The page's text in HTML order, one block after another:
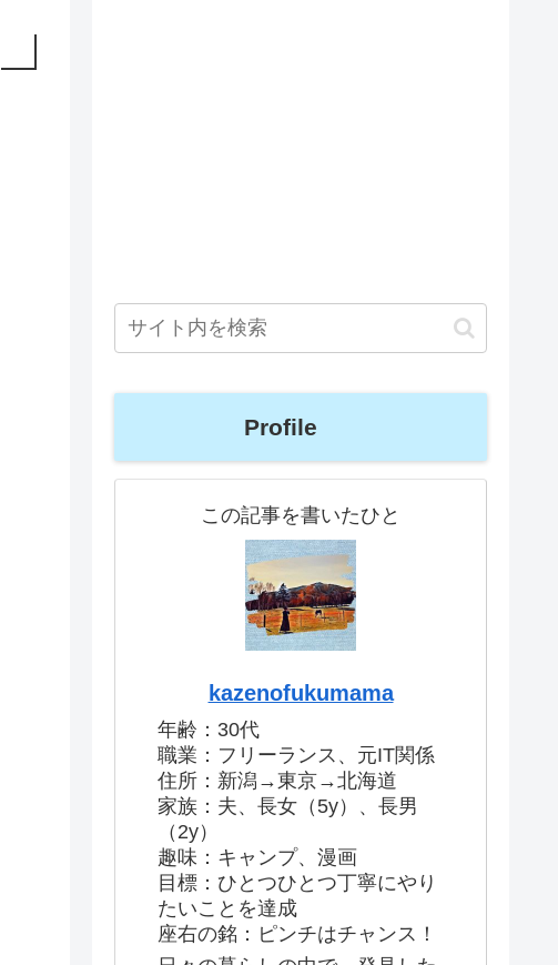
Profile
この記事を書いたひと
kazenofukumama
年齢：30代
職業：フリーランス、元IT関係
住所：新潟→東京→北海道
家族：夫、長女（5y）、長男
（2y）
趣味：キャンプ、漫画
目標：ひとつひとつ丁寧にやり
たいことを達成
座右の銘：ピンチはチャンス！